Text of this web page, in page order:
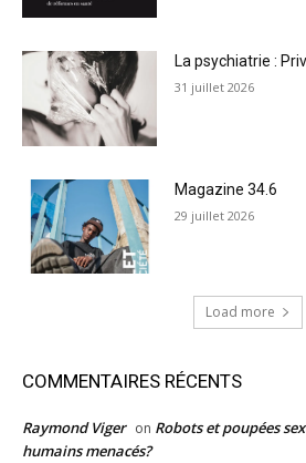
La psychiatrie :
31 juillet 2026
Magazine 34.6
29 juillet 2026
Load more
COMMENTAIRES RÉCENTS
Raymond Viger on Robots et poupées
humains menacés?